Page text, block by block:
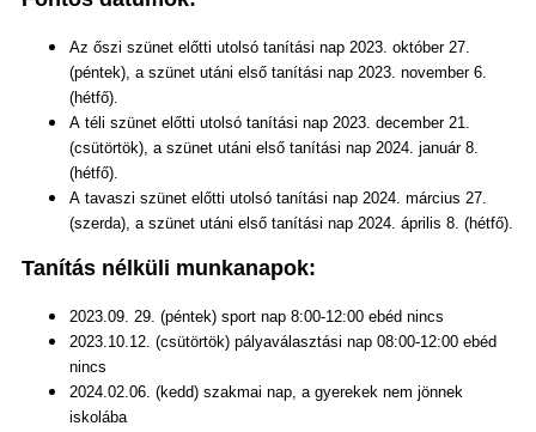
Az őszi szünet előtti utolsó tanítási nap 2023. október 27.
(péntek), a szünet utáni első tanítási nap 2023. november 6.
(hétfő).
A téli szünet előtti utolsó tanítási nap 2023. december 21.
(csütörtök), a szünet utáni első tanítási nap 2024. január 8.
(hétfő).
A tavaszi szünet előtti utolsó tanítási nap 2024. március 27.
(szerda), a szünet utáni első tanítási nap 2024. április 8. (hétfő).
Tanítás nélküli munkanapok:
2023.09. 29. (péntek) sport nap 8:00-12:00 ebéd nincs
2023.10.12. (csütörtök) pályaválasztási nap 08:00-12:00 ebéd
nincs
2024.02.06. (kedd) szakmai nap, a gyerekek nem jönnek
iskolába